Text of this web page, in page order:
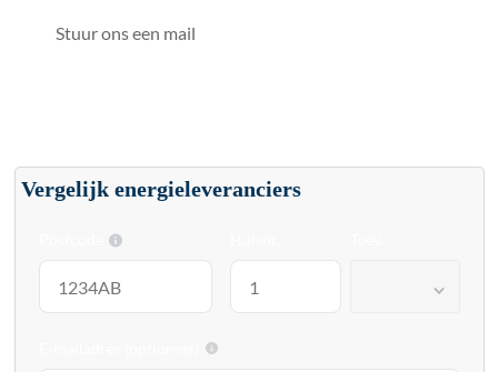
Stuur ons een mail
Vergelijk energieleveranciers